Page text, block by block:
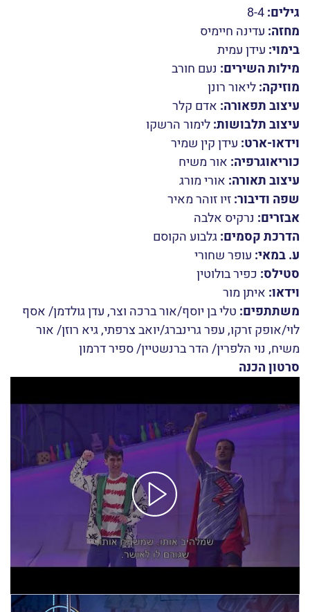
גילים:8-4
מחזה: עדינה חיימיס
בימוי: עידן עמית
מילות השירים: נעם חורב
מוזיקה:ליאור רונן
עיצוב תפאורה: אדם קלר
עיצוב תלבושות:לימור הרשקו
וידאו-ארט: עידן קין שמיר
כוריאוגרפיה: אור משיח
עיצוב תאורה: אורי מורג
שפה ודיבור:זיו זוהר מאיר
אבזרים: נרקיס אלבה
הדרכת קסמים:גלבוע הקוסם
ע. במאי: עופר שחורי
סטילס: כפיר בולוטין
וידאו: איתן מור
משתתפים: טלי בן יוסף/אור ברכה וצר, עדן גולדמן/ אסף
לוי/אופק זרקו, עפר גרינברג/יואב צרפתי, גיא רוזן/ אור
משיח, נוי הלפרין/ הדר ברנשטיין/ ספיר דרמון
סרטון הכנה